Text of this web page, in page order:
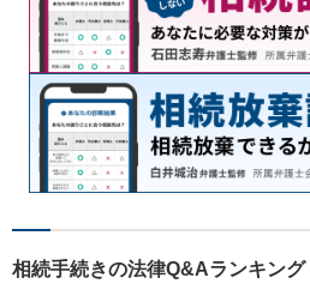
相続手続きの法律Q&Aランキング